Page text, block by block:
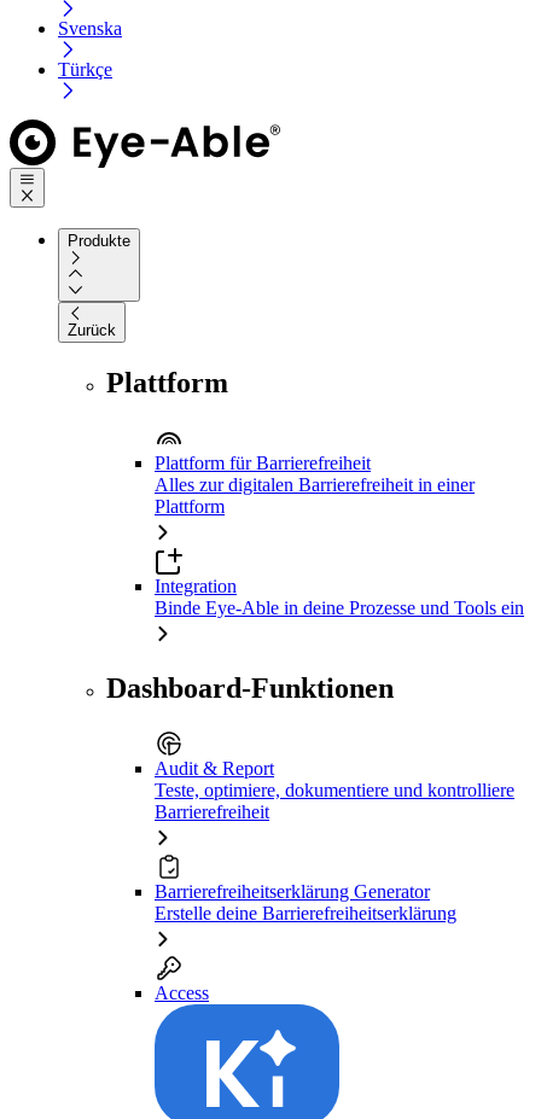
Svenska
Türkçe
Produkte
Zurück
Plattform
Plattform für Barrierefreiheit
Alles zur digitalen Barrierefreiheit in einer
Plattform
Integration
Binde Eye-Able in deine Prozesse und Tools ein
Dashboard-Funktionen
Audit & Report
Teste, optimiere, dokumentiere und kontrolliere
Barrierefreiheit
Barrierefreiheitserklärung Generator
Erstelle deine Barrierefreiheitserklärung
Access